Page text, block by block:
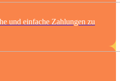
und einfache Zahlungen zu